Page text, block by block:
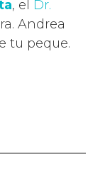
, el Dr.
Andrea
tu peque.